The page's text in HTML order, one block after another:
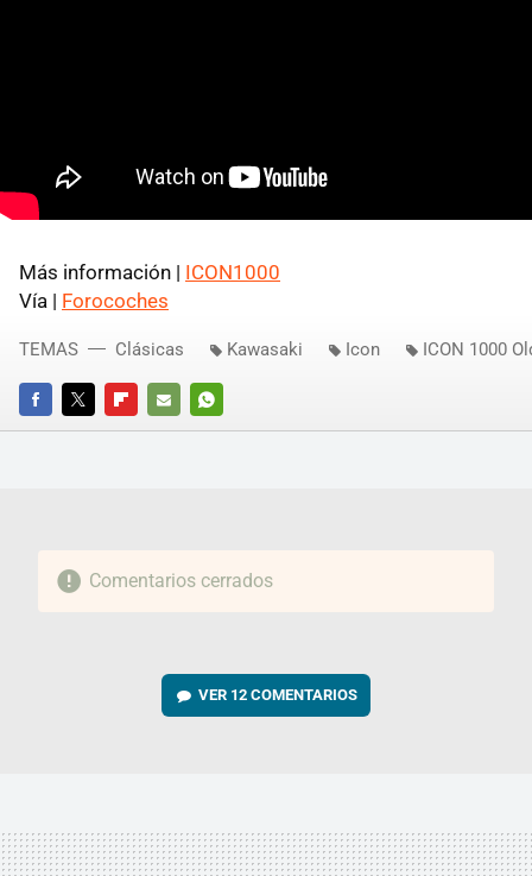
Más información | ICON1000
Vía | Forocoches
FACEBOOKTWITTERFLIPBOARD
E-
WHATSAPP
TEMAS Clásicas Kawasaki Icon ICON 1000
Comentarios cerrados
VER 12 COMENTARIOS